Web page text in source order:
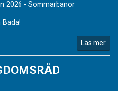
2026 - Sommarbanor
Bada!
Läs mer